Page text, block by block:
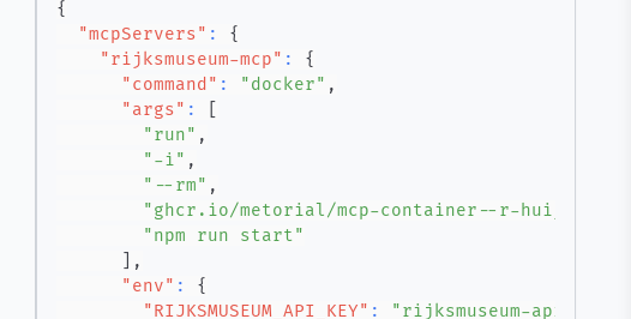
{
"mcpServers" :
{
"rijksmuseum-mcp" :
{
"command" : "docker" ,
"args" :
"run" ,
"-i" ,
"--rm" ,
"ghcr.io/metorial/mcp-container--r-huijts--
"npm run start"
,
"env" :
{
"RIJKSMUSEUM_API_KEY" :
"rijksmuseum-api-key"